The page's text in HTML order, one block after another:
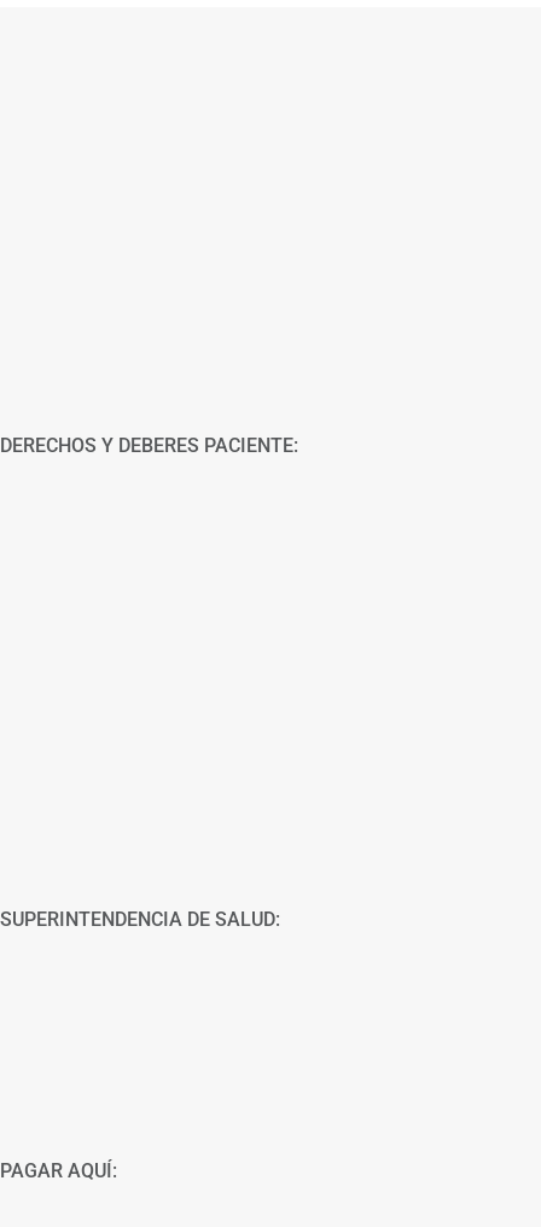
DERECHOS Y DEBERES PACIENTE:
SUPERINTENDENCIA DE SALUD:
PAGAR AQUÍ: